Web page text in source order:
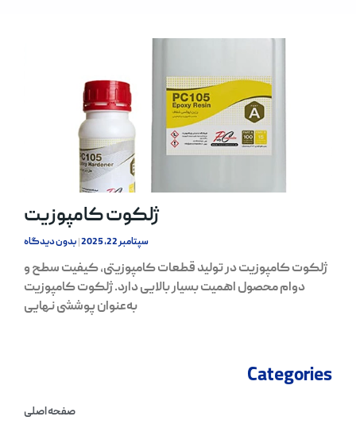
ژلکوت کامپوزیت
سپتامبر 22, 2025 بدون دیدگاه
ژلکوت کامپوزیت در تولید قطعات کامپوزیتی، کیفیت سطح و
دوام محصول اهمیت بسیار بالایی دارد. ژلکوت کامپوزیت
به‌عنوان پوششی نهایی
Categories
صفحه اصلی